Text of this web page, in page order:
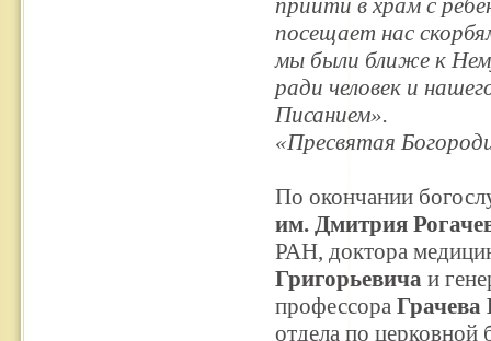
прийти в храм с
посещает нас
мы были ближе к
ради человек и
Писанием».
«Пресвятая
По окончании
им. Дмитрия
РАН, доктора
Григорьевича и
профессора Грачева
отдела по церковной